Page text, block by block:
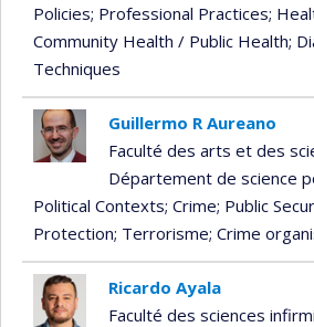
Policies; Professional Practices;
Community Health / Public Health;
Techniques
Guillermo R Aureano
Faculté des arts et des
Département de science
Political Contexts; Crime; Public
Protection; Terrorisme; Crime
Ricardo Ayala
Faculté des sciences